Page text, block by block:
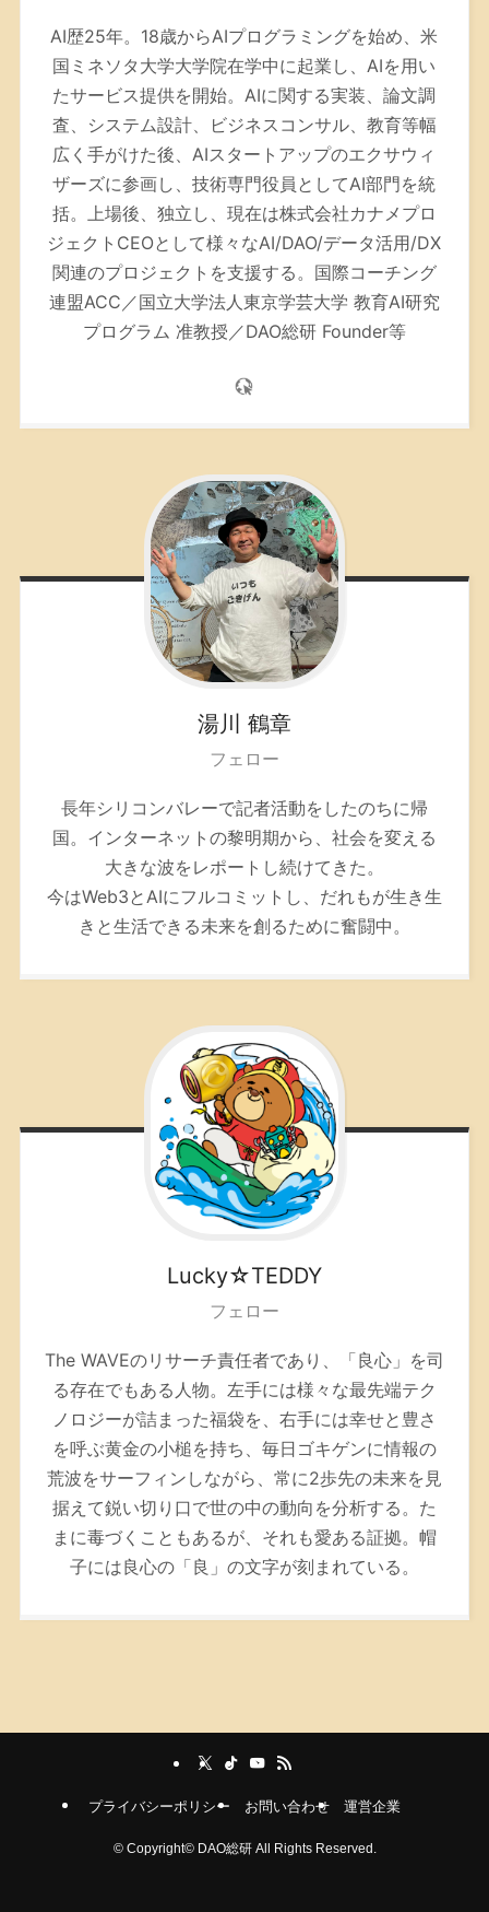
AI歴25年。 18歳からAIプログラミングを始め、米
国ミネソタ大学大学院在学中に起業し、AIを用い
たサービス提供を開始。AIに関する実装、論文調
査、システム設計、ビジネスコンサル、教育等幅
広く手がけた後、AIスタートアップのエクサウィ
ザーズに参画し、技術専門役員としてAI部門を統
括。上場後、独立し、現在は株式会社カナメプロ
ジェクトCEOとして様々なAI/DAO/データ活用/DX
関連のプロジェクトを支援する。 国際コーチング
連盟ACC／国立大学法人東京学芸大学 教育AI研究
プログラム 准教授／DAO総研 Founder等
湯川 鶴章
フェロー
長年シリコンバレーで記者活動をしたのちに帰
国。インターネットの黎明期から、社会を変える
大きな波をレポートし続けてきた。
今はWeb3とAIにフルコミットし、だれもが生き生
きと生活できる未来を創るために奮闘中。
Lucky☆TEDDY
フェロー
The WAVEのリサーチ責任者であり、「良心」を司
る存在でもある人物。左手には様々な最先端テク
ノロジーが詰まった福袋を、右手には幸せと豊さ
を呼ぶ黄金の小槌を持ち、毎日ゴキゲンに情報の
荒波をサーフィンしながら、常に2歩先の未来を見
据えて鋭い切り口で世の中の動向を分析する。た
まに毒づくこともあるが、それも愛ある証拠。帽
子には良心の「良」の文字が刻まれている。
プライバシーポリシー お問い合わせ 運営企業
©Copyright© DAO総研 All Rights Reserved.